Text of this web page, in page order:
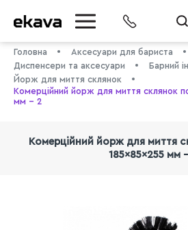
Головна
Аксесуари для бариста
Диспенсери та аксесуари
Барний
Йорж для миття склянок
Комерційний йорж для миття склянок
мм - 2
Комерційний йорж для миття
185×85×255 мм